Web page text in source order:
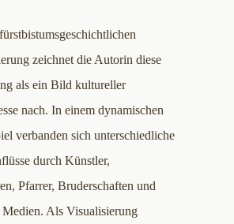
zeichnet die Autorin diese
als ein Bild kultureller
nach. In einem dynamischen
verbanden sich unterschiedliche
durch Künstler,
Pfarrer, Bruderschaften und
Als Visualisierung